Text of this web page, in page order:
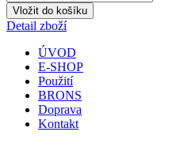
Detail zboží
ÚVOD
E-SHOP
Použití
BRONS
Doprava
Kontakt